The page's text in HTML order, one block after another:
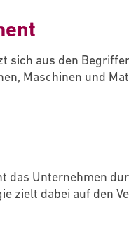
sich aus den
Maschinen und
das Unternehmen
zielt dabei auf den